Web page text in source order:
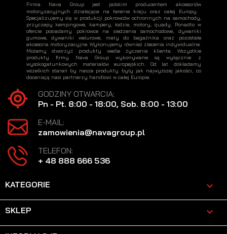
Firma Nava Group jest polskim producentem akcesoriów
motoryzacyjnych działająca na terenie kraju oraz całej Europy.
Specjalizujemy się w produkcji pokrowców ochronnych na samochody,
przyczepy kempingowe, kampery, łodzie, motory, quady. Ponadto w
ofercie posiadamy pokrowce na siedzenia samochodowe, dywaniki
gumowe, dywaniki welurowe, maty do bagażnika oraz pozostałe
akcesoria motoryzacyjne. Wykonujemy również zlecenia indywidualne.
Możemy stworzyć produkty wedle życzenia klienta. Wszystkie
produkty firmy Nava Group wykonywane są wyłącznie z
wysokogatunkowych materiałów europejskich. Od lat dokładamy
wszelkich starań by nasze produkty były jak najwyższej jakości, co
doceniają nasi partnerzy handlowi w całej Europie.
GODZINY OTWARCIA:
Pn - Pt. 8:00 - 18:00, Sob. 8:00 - 13:00
E-MAIL:
zamowienia@navagroup.pl
TELEFON:
+ 48 888 666 536
KATEGORIE 
SKLEP 